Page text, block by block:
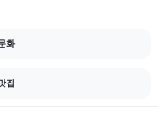
화
집